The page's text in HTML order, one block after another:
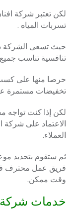
لكن تعتبر شركة
تسربات المياه .
حيث تسعى الشركة
تنافسية تناسب جميع
حرصا منها على
تخفيضات مستمرة
لكن إذا كنت
الاعتماد على شركة
العملاء.
ثم ستقوم بتحديد
فريق عمل محترف
وقت ممكن.
خدمات شركة